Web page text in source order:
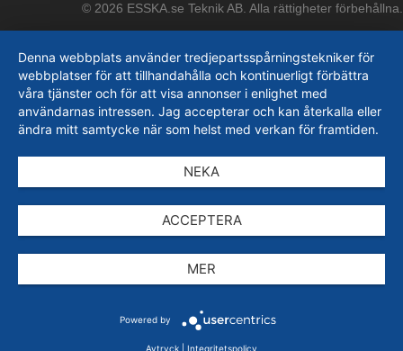
© 2026 ESSKA.se Teknik AB. Alla rättigheter förbehållna.
Denna webbplats använder tredjepartsspårningstekniker för
webbplatser för att tillhandahålla och kontinuerligt förbättra
våra tjänster och för att visa annonser i enlighet med
användarnas intressen. Jag accepterar och kan återkalla eller
ändra mitt samtycke när som helst med verkan för framtiden.
NEKA
ACCEPTERA
MER
Powered by
Avtryck Integritetspolicy